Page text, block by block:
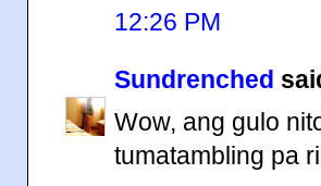
12:26 PM
Sundrenched
Wow, ang gulo
tumatambling pa